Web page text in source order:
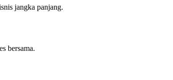
jangka panjang.
bersama.